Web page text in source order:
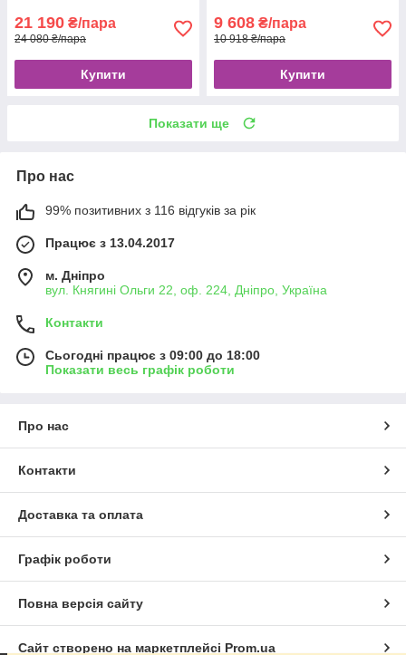
21 190 ₴/пара
24 080 ₴/пара
Купити
9 608 ₴/пара
10 918 ₴/пара
Купити
Показати ще
Про нас
99% позитивних з 116 відгуків за рік
Працює з 13.04.2017
м. Дніпро
вул. Княгині Ольги 22, оф. 224, Дніпро, Україна
Контакти
Сьогодні працює з 09:00 до 18:00
Показати весь графік роботи
Про нас
Контакти
Доставка та оплата
Графік роботи
Повна версія сайту
Сайт створено на маркетплейсі Prom.ua